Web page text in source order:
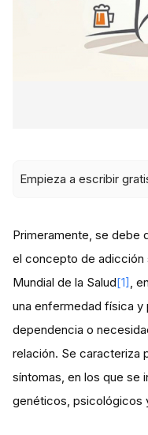
Empieza a escribir
Primeramente, se debe
el concepto de adicción
Mundial de la Salud[1],
una enfermedad física y
dependencia o
relación. Se caracteriza
síntomas, en los que se
genéticos, psicológicos